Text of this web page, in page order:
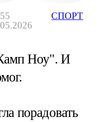
СПОРТ
Ноу". И
порадовать